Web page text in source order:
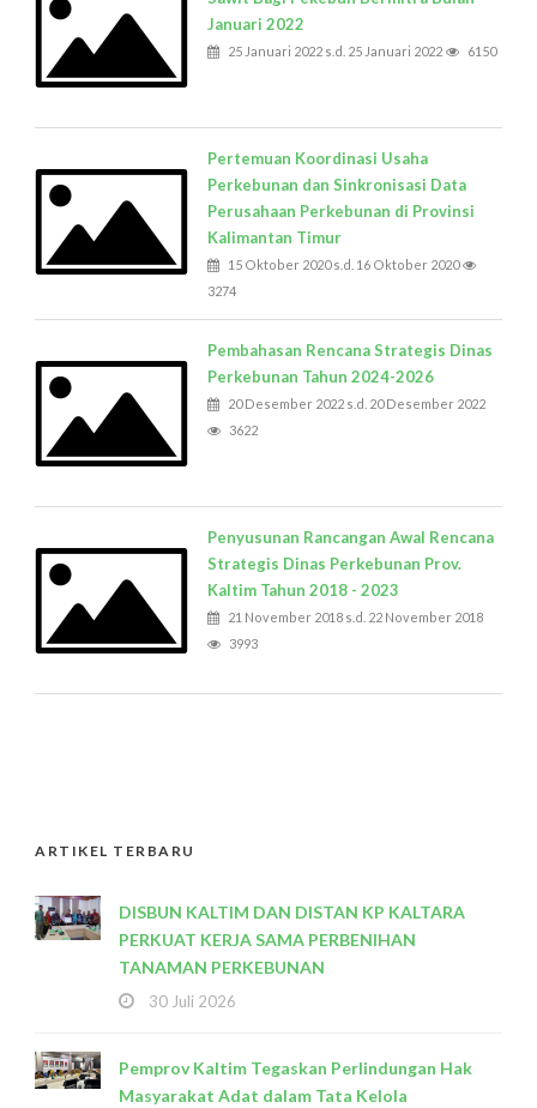
Januari 2022
25 Januari 2022 s.d. 25 Januari 2022 6150
Pertemuan Koordinasi Usaha
Perkebunan dan Sinkronisasi Data
Perusahaan Perkebunan di Provinsi
Kalimantan Timur
15 Oktober 2020 s.d. 16 Oktober 2020
3274
Pembahasan Rencana Strategis Dinas
Perkebunan Tahun 2024-2026
20 Desember 2022 s.d. 20 Desember 2022
3622
Penyusunan Rancangan Awal Rencana
Strategis Dinas Perkebunan Prov.
Kaltim Tahun 2018 - 2023
21 November 2018 s.d. 22 November 2018
3993
ARTIKEL TERBARU
DISBUN KALTIM DAN DISTAN KP KALTARA
PERKUAT KERJA SAMA PERBENIHAN
TANAMAN PERKEBUNAN
30 Juli 2026
Pemprov Kaltim Tegaskan Perlindungan Hak
Masyarakat Adat dalam Tata Kelola